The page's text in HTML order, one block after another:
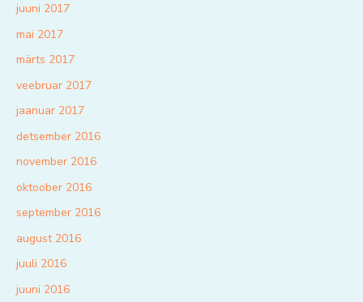
juuni 2017
mai 2017
märts 2017
veebruar 2017
jaanuar 2017
detsember 2016
november 2016
oktoober 2016
september 2016
august 2016
juuli 2016
juuni 2016